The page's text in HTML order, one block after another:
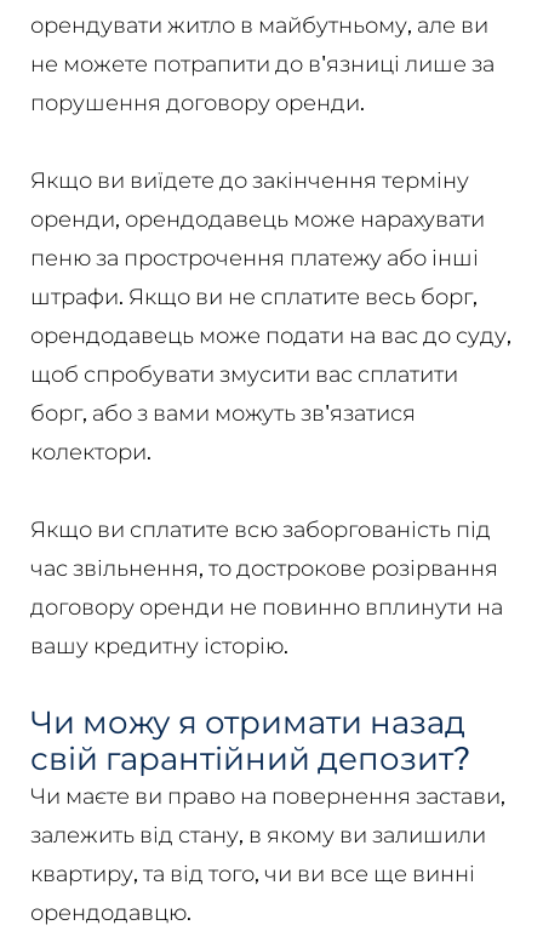
орендувати житло в майбутньому, але ви
не можете потрапити до в'язниці лише за
порушення договору оренди.
Якщо ви виїдете до закінчення терміну
оренди, орендодавець може нарахувати
пеню за прострочення платежу або інші
штрафи. Якщо ви не сплатите весь борг,
орендодавець може подати на вас до суду,
щоб спробувати змусити вас сплатити
борг, або з вами можуть зв'язатися
колектори.
Якщо ви сплатите всю заборгованість під
час звільнення, то дострокове розірвання
договору оренди не повинно вплинути на
вашу кредитну історію.
Чи можу я отримати назад
свій гарантійний депозит?
Чи маєте ви право на повернення застави,
залежить від стану, в якому ви залишили
квартиру, та від того, чи ви все ще винні
орендодавцю.